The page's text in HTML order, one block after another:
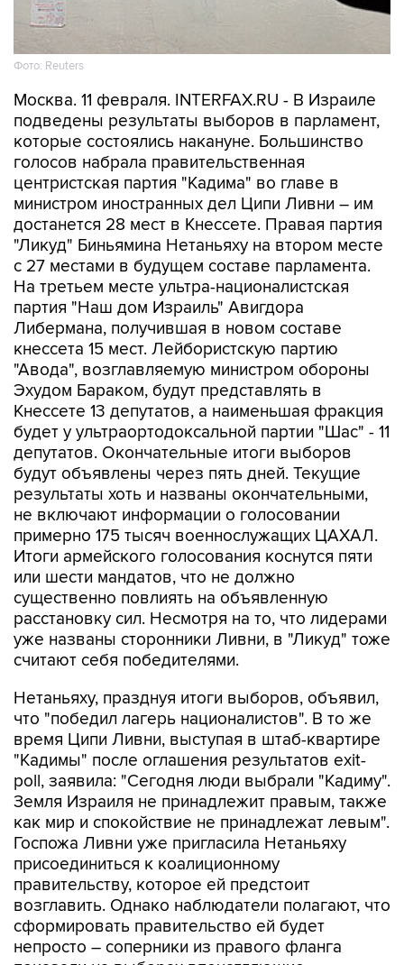
Фото: Reuters
Москва. 11 февраля. INTERFAX.RU - В Израиле
подведены результаты выборов в парламент,
которые состоялись накануне. Большинство
голосов набрала правительственная
центристская партия "Кадима" во главе в
министром иностранных дел Ципи Ливни – им
достанется 28 мест в Кнессете. Правая партия
"Ликуд" Биньяминa Нетаньяху на втором месте
с 27 местами в будущем составе парламента.
На третьем месте ультра-националистская
партия "Наш дом Израиль" Авигдора
Либермана, получившая в новом составе
кнессета 15 мест. Лейбористскую партию
"Авода", возглавляемую министром обороны
Эхудом Бараком, будут представлять в
Кнессете 13 депутатов, а наименьшая фракция
будет у ультраортодоксальной партии "Шас" - 11
депутатов. Окончательные итоги выборов
будут объявлены через пять дней. Текущие
результаты хоть и названы окончательными,
не включают информации о голосовании
примерно 175 тысяч военнослужащих ЦАХАЛ.
Итоги армейского голосования коснутся пяти
или шести мандатов, что не должно
существенно повлиять на объявленную
расстановку сил. Несмотря на то, что лидерами
уже названы сторонники Ливни, в "Ликуд" тоже
считают себя победителями.
Нетаньяху, празднуя итоги выборов, объявил,
что "победил лагерь националистов". В то же
время Ципи Ливни, выступая в штаб-квартире
"Кадимы" после оглашения результатов exit-
poll, заявила: "Сегодня люди выбрали "Кадиму".
Земля Израиля не принадлежит правым, также
как мир и спокойствие не принадлежат левым".
Госпожа Ливни уже пригласила Нетаньяху
присоединиться к коалиционному
правительству, которое ей предстоит
возглавить. Однако наблюдатели полагают, что
сформировать правительство ей будет
непросто – соперники из правого фланга